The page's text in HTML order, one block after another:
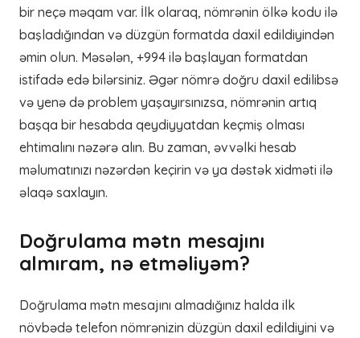
bir neçə məqam var. İlk olaraq, nömrənin ölkə kodu ilə
başladığından və düzgün formatda daxil edildiyindən
əmin olun. Məsələn, +994 ilə başlayan formatdan
istifadə edə bilərsiniz. Əgər nömrə doğru daxil edilibsə
və yenə də problem yaşayırsınızsa, nömrənin artıq
başqa bir hesabda qeydiyyatdan keçmiş olması
ehtimalını nəzərə alın. Bu zaman, əvvəlki hesab
məlumatınızı nəzərdən keçirin və ya dəstək xidməti ilə
əlaqə saxlayın.
Doğrulama mətn mesajını
almıram, nə etməliyəm?
Doğrulama mətn mesajını almadığınız halda ilk
növbədə telefon nömrənizin düzgün daxil edildiyini və